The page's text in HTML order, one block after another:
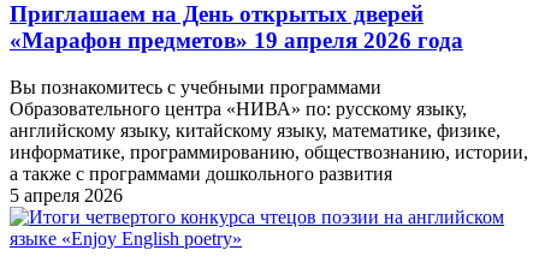
Приглашаем на День открытых дверей
«Марафон предметов» 19 апреля 2026 года
Вы познакомитесь с учебными программами
Образовательного центра «НИВА» по: русскому языку,
английскому языку, китайскому языку, математике, физике,
информатике, программированию, обществознанию, истории,
а также с программами дошкольного развития
5 апреля 2026